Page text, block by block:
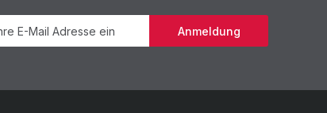
Newsletter Anmeldung